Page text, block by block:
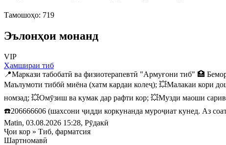
Тамошоҳо: 719
Эълонҳои монанд
VIP
Ҳамшираи тиб
📍Маркази табобатӣ ва физиотерапевтӣ "Армуғони тиб" 🏥
Маълумоти тиббӣ миёна (хатм кардаи колеҷ); 💥Малакаи кори
номзад; 💥Омӯзиш ва кумак дар рафти кор; 💥Музди маоши
☎️206666606 (шахсони ҷидди коркунанда муроҷиат кунед. Аз
Matin, 03.08.2026 15:28, Рӯдакӣ
Ҷои кор » Тиб, фарматсия
Шартномавӣ